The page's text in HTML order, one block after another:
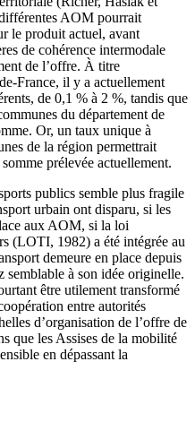
AOM pourrait
le produit actuel, avant
de cohérence intermodale
de l’offre. À titre
France, il y a actuellement
de 0,1 % à 2 %, tandis que
du département de
Or, un taux unique à
de la région permettrait
prélevée actuellement.
publics semble plus fragile
urbain ont disparu, si les
aux AOM, si la loi
(LOTI, 1982) a été intégrée au
demeure en place depuis
semblable à son idée originelle.
être utilement transformé
entre autorités
d’organisation de l’offre de
que les Assises de la mobilité
en dépassant la